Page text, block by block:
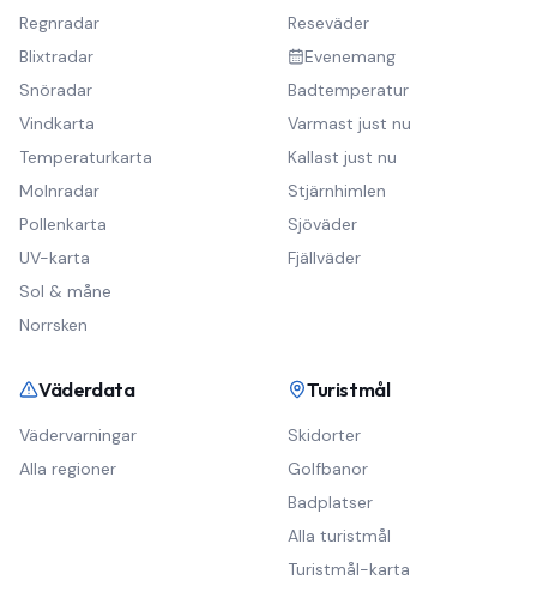
Regnradar
Blixtradar
Snöradar
Vindkarta
Temperaturkarta
Molnradar
Pollenkarta
UV-karta
Sol & måne
Norrsken
Reseväder
Evenemang
Badtemperatur
Varmast just nu
Kallast just nu
Stjärnhimlen
Sjöväder
Fjällväder
Väderdata
Vädervarningar
Alla regioner
Turistmål
Skidorter
Golfbanor
Badplatser
Alla turistmål
Turistmål-karta